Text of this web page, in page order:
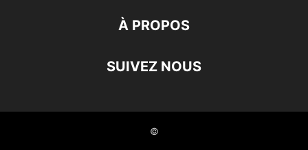
À PROPOS
SUIVEZ NOUS
©